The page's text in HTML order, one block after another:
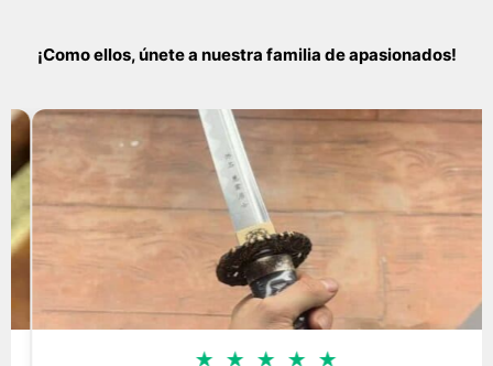
¡Como ellos, únete a nuestra familia de apasionados!
★ ★ ★ ★